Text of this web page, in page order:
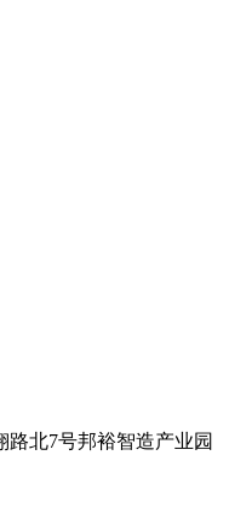
北7号邦裕智造产业园